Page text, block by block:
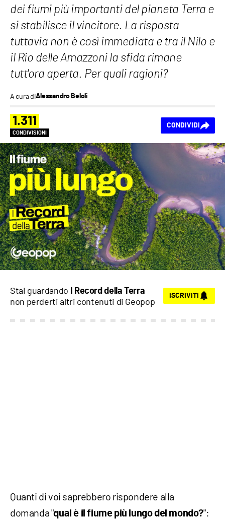
dei fiumi più importanti del pianeta Terra e
si stabilisce il vincitore. La risposta
tuttavia non è così immediata e tra il Nilo e
il Rio delle Amazzoni la sfida rimane
tutt'ora aperta. Per quali ragioni?
A cura diAlessandro Beloli
1.311
CONDIVISIONI
CONDIVIDI
Stai guardando I Record della Terra
non perderti altri contenuti di Geopop ISCRIVITI
Quanti di voi saprebbero rispondere alla
domanda "qual è il fiume più lungo del mondo?":